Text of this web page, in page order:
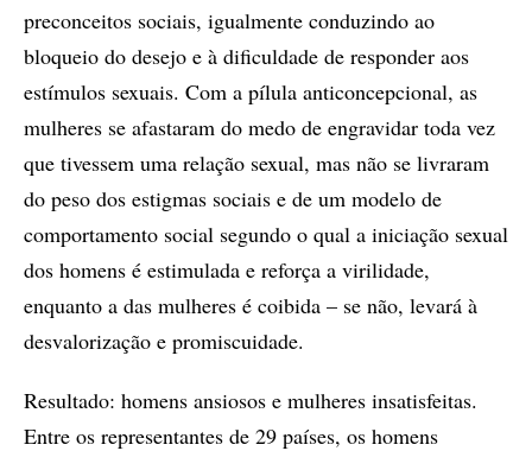
preconceitos sociais, igualmente conduzindo ao
bloqueio do desejo e à dificuldade de responder aos
estímulos sexuais. Com a pílula anticoncepcional, as
mulheres se afastaram do medo de engravidar toda vez
que tivessem uma relação sexual, mas não se livraram
do peso dos estigmas sociais e de um modelo de
comportamento social segundo o qual a iniciação sexual
dos homens é estimulada e reforça a virilidade,
enquanto a das mulheres é coibida – se não, levará à
desvalorização e promiscuidade.
Resultado: homens ansiosos e mulheres insatisfeitas.
Entre os representantes de 29 países, os homens